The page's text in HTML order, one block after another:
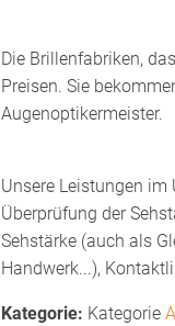
Die Brillenfabriken,
Preisen. Sie
Augenoptikermeister.
Unsere Leistungen im
Überprüfung der
Sehstärke (auch als
Handwerk...),
Kategorie